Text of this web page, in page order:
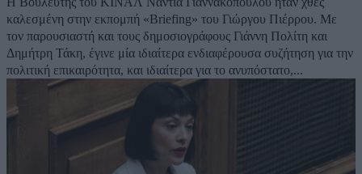
καλεσμένη στην εκπομπή «Briefing» του Γιώργου Πιέρρου. Με
τον παρουσιαστή και τους δημοσιογράφους Γιάννη Πολίτη και
Δημήτρη Τάκη, έγινε μία ιδιαίτερα ενδιαφέρουσα συζήτηση για την
πολιτική επικαιρότητα, και ιδιαίτερα για το ανυπόστατο,...